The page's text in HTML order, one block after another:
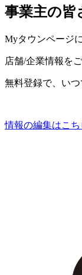
事業主の皆
Myタウンページ
店舗/企業情報を
無料登録で、い
情報の編集はこち